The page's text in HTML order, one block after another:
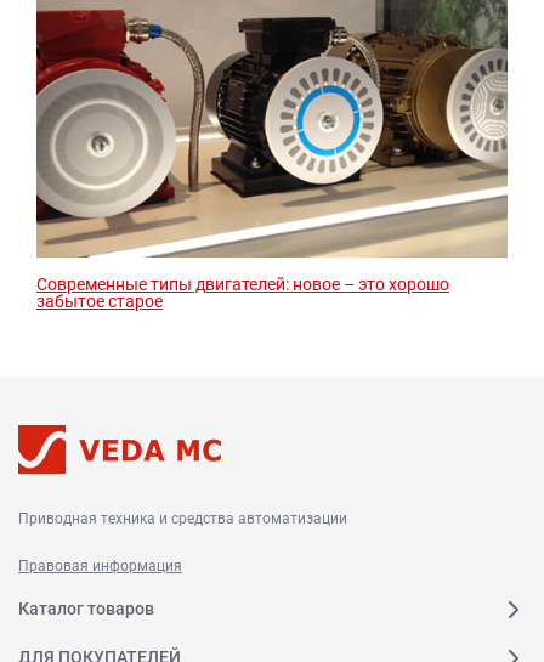
Современные типы двигателей: новое – это хорошо
забытое старое
Приводная техника и средства автоматизации
Правовая информация
Каталог товаров
ДЛЯ ПОКУПАТЕЛЕЙ